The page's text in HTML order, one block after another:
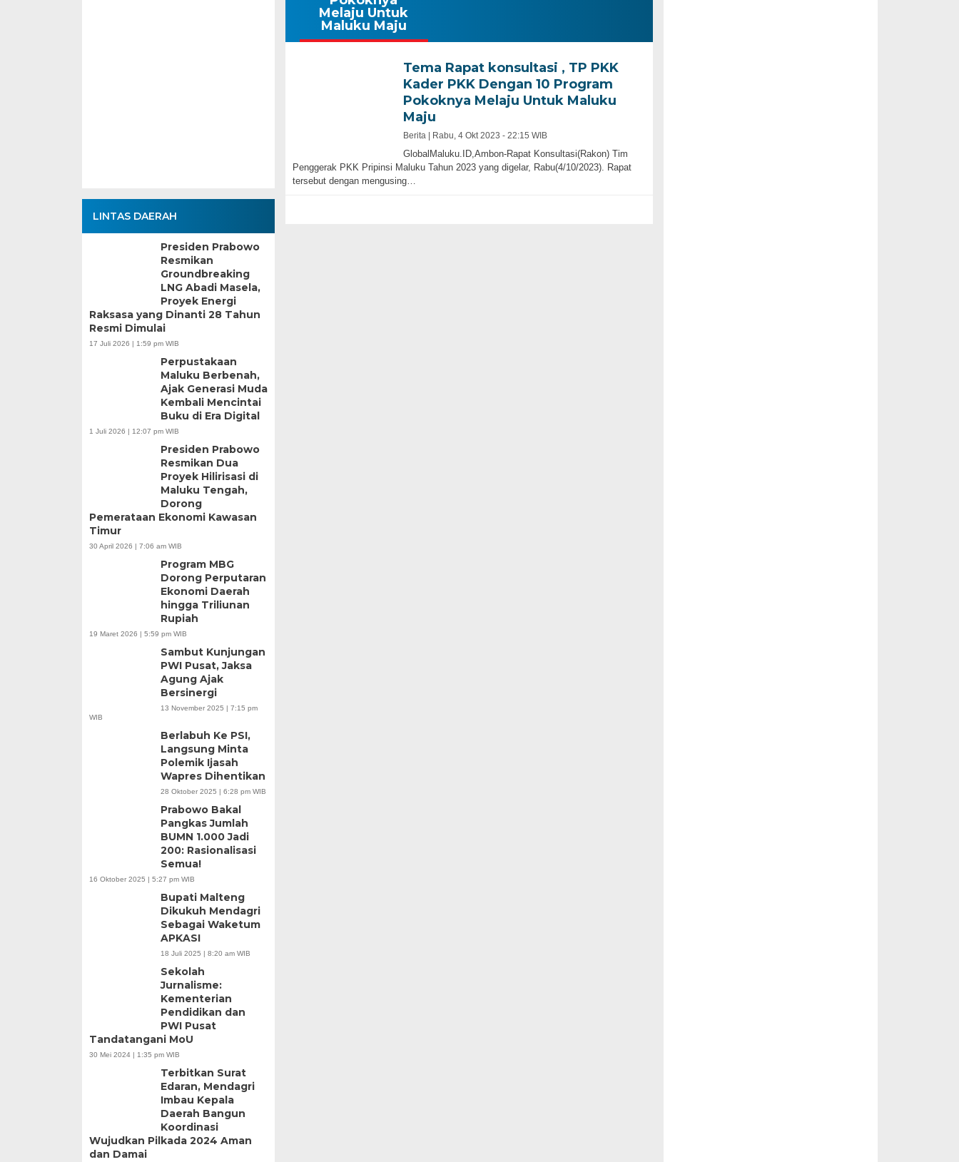
LINTAS DAERAH
Presiden Prabowo
Resmikan
Groundbreaking
LNG Abadi Masela,
Proyek Energi
Raksasa yang Dinanti 28 Tahun
Resmi Dimulai
17 Juli 2026 | 1:59 pm WIB
Perpustakaan
Maluku Berbenah,
Ajak Generasi Muda
Kembali Mencintai
Buku di Era Digital
1 Juli 2026 | 12:07 pm WIB
Presiden Prabowo
Resmikan Dua
Proyek Hilirisasi di
Maluku Tengah,
Dorong
Pemerataan Ekonomi Kawasan
Timur
30 April 2026 | 7:06 am WIB
Program MBG
Dorong Perputaran
Ekonomi Daerah
hingga Triliunan
Rupiah
19 Maret 2026 | 5:59 pm WIB
Sambut Kunjungan
PWI Pusat, Jaksa
Agung Ajak
Bersinergi
13 November 2025 | 7:15 pm
WIB
Berlabuh Ke PSI,
Langsung Minta
Polemik Ijasah
Wapres Dihentikan
28 Oktober 2025 | 6:28 pm WIB
Prabowo Bakal
Pangkas Jumlah
BUMN 1.000 Jadi
200: Rasionalisasi
Semua!
16 Oktober 2025 | 5:27 pm WIB
Bupati Malteng
Dikukuh Mendagri
Sebagai Waketum
APKASI
18 Juli 2025 | 8:20 am WIB
Sekolah
Jurnalisme:
Kementerian
Pendidikan dan
PWI Pusat
Tandatangani MoU
30 Mei 2024 | 1:35 pm WIB
Terbitkan Surat
Edaran, Mendagri
Imbau Kepala
Daerah Bangun
Koordinasi
Wujudkan Pilkada 2024 Aman
dan Damai
Melaju Untuk
Maluku Maju
Tema Rapat konsultasi , TP PKK
Kader PKK Dengan 10 Program
Pokoknya Melaju Untuk Maluku
Maju
Berita | Rabu, 4 Okt 2023 - 22:15 WIB
GlobalMaluku.ID,Ambon-Rapat Konsultasi(Rakon) Tim
Penggerak PKK Pripinsi Maluku Tahun 2023 yang digelar, Rabu(4/10/2023). Rapat
tersebut dengan mengusing…